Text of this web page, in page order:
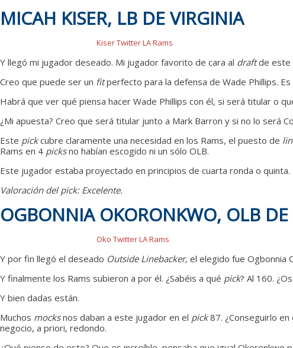
MICAH KISER, LB DE VIRGINIA
Kiser Twitter LA Rams
Y llegó mi jugador deseado. Mi jugador favorito de cara al draftde este
Creo que puede ser un fitperfecto para la defensa de Wade Phillips.
Habrá que ver qué piensa hacer Wade Phillips con él, si será titular o
¿Mi apuesta? Creo que será titular junto a Mark Barron y si no lo será
Este pickcubre claramente una necesidad en los Rams, el puesto de
Rams en 4 picksno habían escogido ni un sólo OLB.
Este jugador estaba proyectado en principios de cuarta ronda o quinta.
Valoración del pick: Excelente.
OGBONNIA OKORONKWO, OLB
Oko Twitter LA Rams
Y por fin llegó el deseado Outside Linebacker, el elegido fue Ogbonnia
Y finalmente los Rams subieron a por él. ¿Sabéis a qué pick? Al 160.
Y bien dadas están.
Muchos mocksnos daban a este jugador en el pick87. ¿Conseguirlo en
negocio, a priori, redondo.